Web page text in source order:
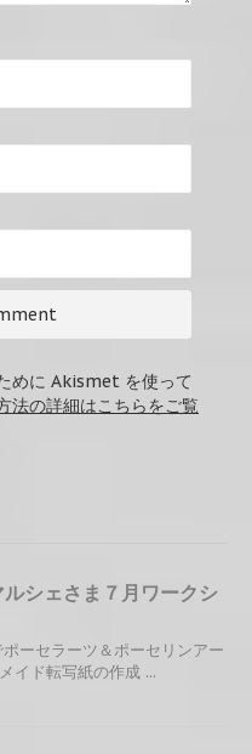
めに Akismet を使って
法の詳細はこちらをご覧
シェさま７月ワークシ
ーセラーツ＆ポーセリンアー
イド転写紙の作成 ...